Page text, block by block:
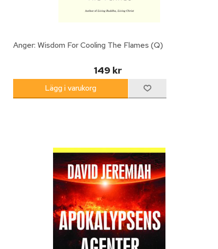
Anger: Wisdom For Cooling The Flames (Q)
149 kr